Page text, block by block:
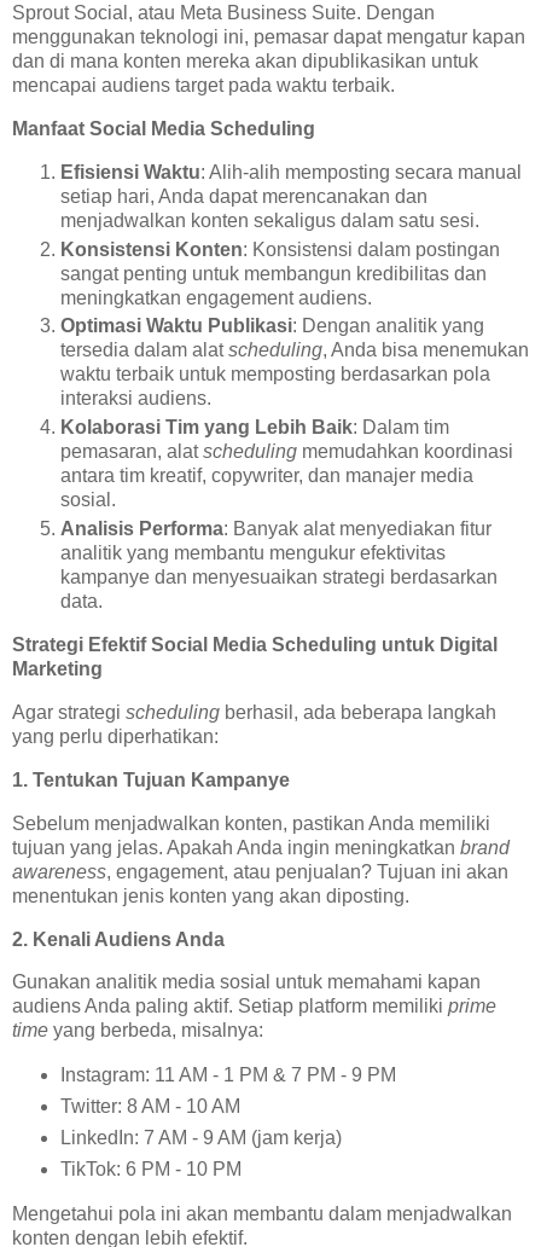
Sprout Social, atau Meta Business Suite. Dengan
menggunakan teknologi ini, pemasar dapat mengatur kapan
dan di mana konten mereka akan dipublikasikan untuk
mencapai audiens target pada waktu terbaik.
Manfaat Social Media Scheduling
Efisiensi Waktu: Alih-alih memposting secara manual
setiap hari, Anda dapat merencanakan dan
menjadwalkan konten sekaligus dalam satu sesi.
Konsistensi Konten: Konsistensi dalam postingan
sangat penting untuk membangun kredibilitas dan
meningkatkan engagement audiens.
Optimasi Waktu Publikasi: Dengan analitik yang
tersedia dalam alatscheduling, Anda bisa menemukan
waktu terbaik untuk memposting berdasarkan pola
interaksi audiens.
Kolaborasi Tim yang Lebih Baik: Dalam tim
pemasaran, alatscheduling memudahkan koordinasi
antara tim kreatif, copywriter, dan manajer media
sosial.
Analisis Performa: Banyak alat menyediakan fitur
analitik yang membantu mengukur efektivitas
kampanye dan menyesuaikan strategi berdasarkan
data.
Strategi Efektif Social Media Scheduling untuk Digital
Marketing
Agar strategi scheduling berhasil, ada beberapa langkah
yang perlu diperhatikan:
1. Tentukan Tujuan Kampanye
Sebelum menjadwalkan konten, pastikan Anda memiliki
tujuan yang jelas. Apakah Anda ingin meningkatkan brand
awareness, engagement, atau penjualan? Tujuan ini akan
menentukan jenis konten yang akan diposting.
2. Kenali Audiens Anda
Gunakan analitik media sosial untuk memahami kapan
audiens Anda paling aktif. Setiap platform memiliki prime
time yang berbeda, misalnya:
Instagram: 11 AM - 1 PM & 7 PM - 9 PM
Twitter: 8 AM - 10 AM
LinkedIn: 7 AM - 9 AM (jam kerja)
TikTok: 6 PM - 10 PM
Mengetahui pola ini akan membantu dalam menjadwalkan
konten dengan lebih efektif.